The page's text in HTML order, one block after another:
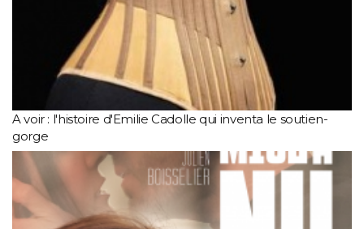
A voir : l'histoire d'Emilie Cadolle qui inventa le soutien-
gorge